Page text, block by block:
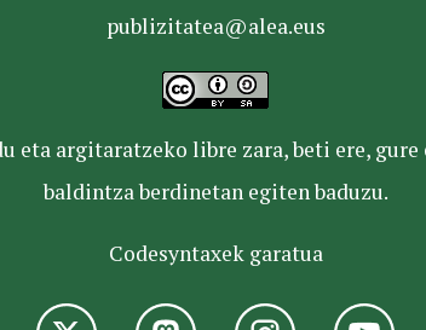
publizitatea@alea.eus
eta argitaratzeko libre zara, beti ere,
baldintza berdinetan egiten baduzu.
Codesyntaxek garatua